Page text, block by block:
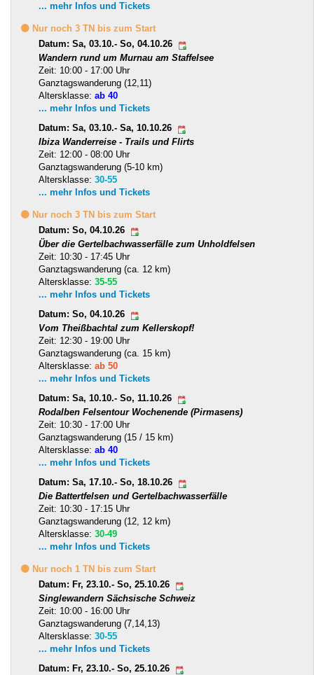
... mehr Infos und Tickets
🟡 Nur noch 3 TN bis zum Start
Datum: Sa, 03.10.- So, 04.10.26
Wandern rund um Murnau am Staffelsee
Zeit: 10:00 - 17:00 Uhr
Ganztagswanderung (12,11)
Altersklasse: ab 40
... mehr Infos und Tickets
Datum: Sa, 03.10.- Sa, 10.10.26
Ibiza Wanderreise - Trails und Flirts
Zeit: 12:00 - 08:00 Uhr
Ganztagswanderung (5-10 km)
Altersklasse: 30-55
... mehr Infos und Tickets
🟡 Nur noch 3 TN bis zum Start
Datum: So, 04.10.26
Über die Gertelbachwasserfälle zum Unholdfelsen
Zeit: 10:30 - 17:45 Uhr
Ganztagswanderung (ca. 12 km)
Altersklasse: 35-55
... mehr Infos und Tickets
Datum: So, 04.10.26
Vom Theißbachtal zum Kellerskopf!
Zeit: 12:30 - 19:00 Uhr
Ganztagswanderung (ca. 15 km)
Altersklasse: ab 50
... mehr Infos und Tickets
Datum: Sa, 10.10.- So, 11.10.26
Rodalben Felsentour Wochenende (Pirmasens)
Zeit: 10:30 - 17:00 Uhr
Ganztagswanderung (15 / 15 km)
Altersklasse: ab 40
... mehr Infos und Tickets
Datum: Sa, 17.10.- So, 18.10.26
Die Battertfelsen und Gertelbachwasserfälle
Zeit: 10:30 - 17:15 Uhr
Ganztagswanderung (12, 12 km)
Altersklasse: 30-49
... mehr Infos und Tickets
🟡 Nur noch 1 TN bis zum Start
Datum: Fr, 23.10.- So, 25.10.26
Singlewandern Sächsische Schweiz
Zeit: 10:00 - 16:00 Uhr
Ganztagswanderung (7,14,13)
Altersklasse: 30-55
... mehr Infos und Tickets
Datum: Fr, 23.10.- So, 25.10.26